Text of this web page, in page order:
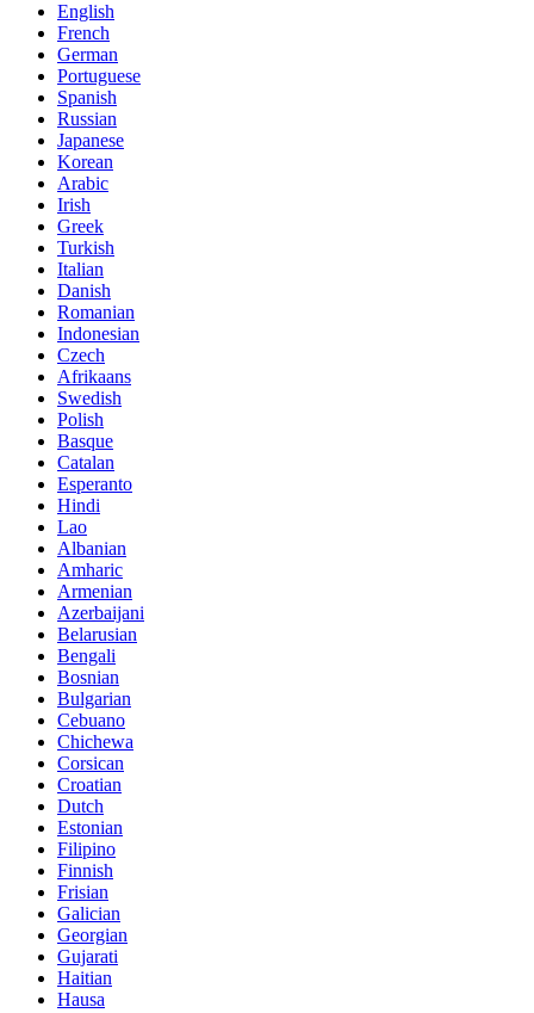
English
French
German
Portuguese
Spanish
Russian
Japanese
Korean
Arabic
Irish
Greek
Turkish
Italian
Danish
Romanian
Indonesian
Czech
Afrikaans
Swedish
Polish
Basque
Catalan
Esperanto
Hindi
Lao
Albanian
Amharic
Armenian
Azerbaijani
Belarusian
Bengali
Bosnian
Bulgarian
Cebuano
Chichewa
Corsican
Croatian
Dutch
Estonian
Filipino
Finnish
Frisian
Galician
Georgian
Gujarati
Haitian
Hausa